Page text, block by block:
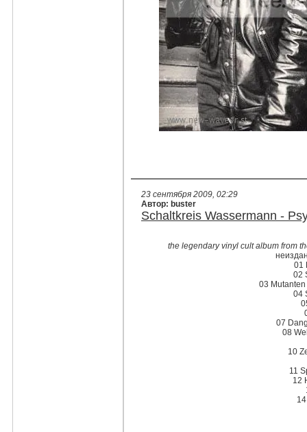
23 сентября 2009, 02:29
Автор: buster
Schaltkreis Wassermann -
the legendary vinyl cult album from
01
02
03
04
07
08
10
11
12